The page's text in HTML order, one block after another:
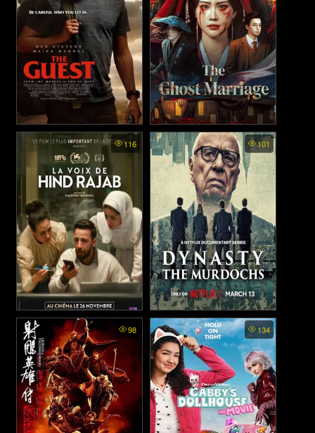
The Guest - ขาโหดมาเคาะถึง
บ้าน (2014)
The Ghost Marriage - สุสาน
ลวงห้วงอารมณ์ (2026)
116
The Voice of Hind Rajab
(2025)
101
Dynasty The Murdochs พากย์
ไทย - ไดนาสตี้ ตระกูลเม
อร์ด็อค (2026)
98 134